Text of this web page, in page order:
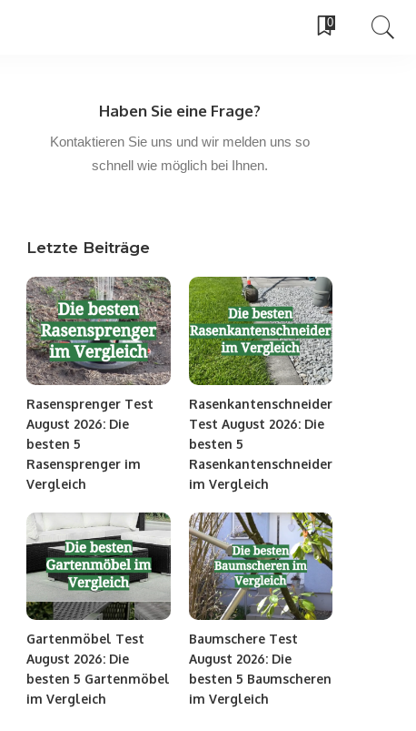
0
Haben Sie eine Frage?
Kontaktieren Sie uns und wir melden uns so
schnell wie möglich bei Ihnen.
Letzte Beiträge
Rasensprenger Test
August 2026: Die
besten 5
Rasensprenger im
Vergleich
Rasenkantenschneider
Test August 2026: Die
besten 5
Rasenkantenschneider
im Vergleich
Gartenmöbel Test
August 2026: Die
besten 5 Gartenmöbel
im Vergleich
Baumschere Test
August 2026: Die
besten 5 Baumscheren
im Vergleich